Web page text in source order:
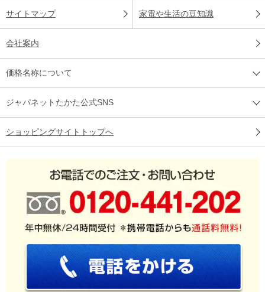
サイトマップ 家電や生活の豆知識
会社案内
価格名称について
ジャパネットたかた公式SNS
ショッピングサイトトップへ